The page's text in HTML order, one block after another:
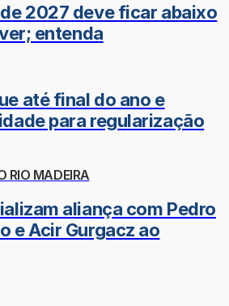
2027 deve ficar abaixo
entenda
até final do ano e
para regularização
RIO MADEIRA
aliança com Pedro
e Acir Gurgacz ao